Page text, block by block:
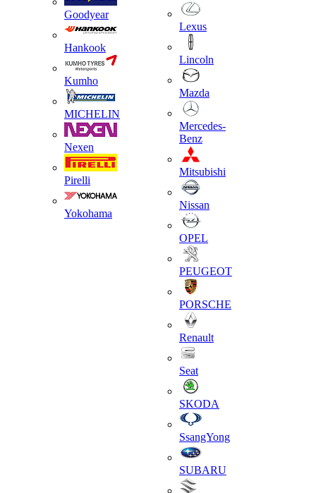
Goodyear
Hankook
Kumho
MICHELIN
Nexen
Pirelli
Yokohama
Lexus
Lincoln
Mazda
Mercedes-
Benz
Mitsubishi
Nissan
OPEL
PEUGEOT
PORSCHE
Renault
Seat
SKODA
SsangYong
SUBARU